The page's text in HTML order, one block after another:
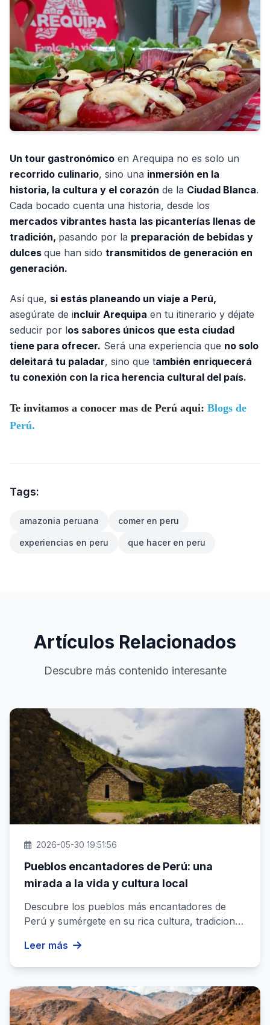
Un tour gastronómico en Arequipa no es solo un
recorrido culinario, sino una inmersión en la
historia, la cultura y el corazón de la Ciudad Blanca.
Cada bocado cuenta una historia, desde los
mercados vibrantes hasta las picanterías llenas de
tradición, pasando por la preparación de bebidas y
dulces que han sido transmitidos de generación en
generación.
Así que, si estás planeando un viaje a Perú,
asegúrate de incluir Arequipa en tu itinerario y déjate
seducir por los sabores únicos que esta ciudad
tiene para ofrecer. Será una experiencia que no solo
deleitará tu paladar, sino que también enriquecerá
tu conexión con la rica herencia cultural del país.
Te invitamos a conocer mas de Perú aqui: Blogs de
Perú.
Tags:
amazonia peruana comer en peru
experiencias en peru que hacer en peru
Artículos Relacionados
Descubre más contenido interesante
2026-05-30 19:51:56
Pueblos encantadores de Perú: una
mirada a la vida y cultura local
Descubre los pueblos más encantadores de
Perú y sumérgete en su rica cultura, tradiciones
Leer más